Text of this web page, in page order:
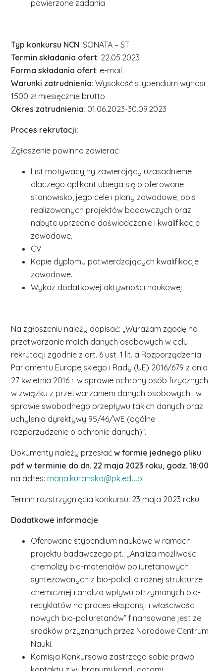
powierzone zadania
Typ konkursu NCN: SONATA – ST
Termin składania ofert: 22.05.2023
Forma składania ofert: e-mail
Warunki zatrudnienia: Wysokość stypendium wynosi
1500 zł miesięcznie brutto
Okres zatrudnienia: 01.06.2023-30.09.2023
Proces rekrutacji:
Zgłoszenie powinno zawierać:
List motywacyjny zawierający uzasadnienie
dlaczego aplikant ubiega się o oferowane
stanowisko, jego cele i plany zawodowe, opis
realizowanych projektów badawczych oraz
nabyte uprzednio doświadczenie i kwalifikacje
zawodowe.
CV
Kopie dyplomu potwierdzających kwalifikacje
zawodowe.
Wykaz dodatkowej aktywności naukowej.
Na zgłoszeniu należy dopisać: „Wyrażam zgodę na
przetwarzanie moich danych osobowych w celu
rekrutacji zgodnie z art. 6 ust. 1 lit. a Rozporządzenia
Parlamentu Europejskiego i Rady (UE) 2016/679 z dnia
27 kwietnia 2016 r. w sprawie ochrony osób fizycznych
w związku z przetwarzaniem danych osobowych i w
sprawie swobodnego przepływu takich danych oraz
uchylenia dyrektywy 95/46/WE (ogólne
rozporządzenie o ochronie danych)”.
Dokumenty należy przesłaćw formie jednego pliku
pdf w terminie do dn. 22 maja 2023 roku, godz. 18:00
na adres: maria.kuranska@pk.edu.pl
Termin rozstrzygnięcia konkursu: 23 maja 2023 roku
Dodatkowe informacje:
Oferowane stypendium naukowe w ramach
projektu badawczego pt.: „Analiza możliwości
chemolizy bio-materiałów poliuretanowych
syntezowanych z bio-polioli o rożnej strukturze
chemicznej i analiza wpływu otrzymanych bio-
recyklatów na proces ekspansji i właściwości
nowych bio-poliuretanów” finansowane jest ze
środków przyznanych przez Narodowe Centrum
Nauki.
Komisja Konkursowa zastrzega sobie prawo